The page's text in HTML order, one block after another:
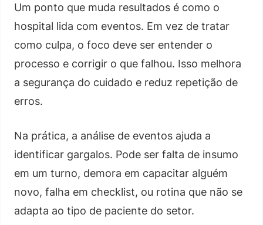
Um ponto que muda resultados é como o
hospital lida com eventos. Em vez de tratar
como culpa, o foco deve ser entender o
processo e corrigir o que falhou. Isso melhora
a segurança do cuidado e reduz repetição de
erros.
Na prática, a análise de eventos ajuda a
identificar gargalos. Pode ser falta de insumo
em um turno, demora em capacitar alguém
novo, falha em checklist, ou rotina que não se
adapta ao tipo de paciente do setor.